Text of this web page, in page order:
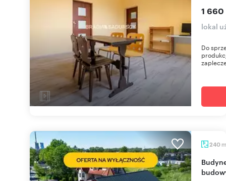
1 660
lokal
Do
240 m
Budynek usługowy 240 m² w Krakowie (w trakcie